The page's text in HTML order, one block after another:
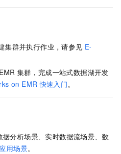
集群并执行作业，请参见 E-
EMR 集群，完成一站式数据湖开发
on EMR 快速入门。
分析场景、实时数据流场景、数
应用场景。